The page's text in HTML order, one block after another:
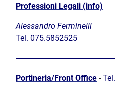
Professioni Legali (info)
Alessandro Ferminelli
Tel. 075.5852525
Portineria/Front Office -T